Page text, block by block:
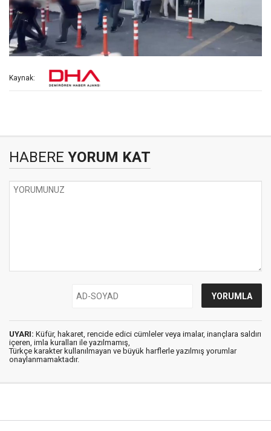
Kaynak:
HABERE YORUM KAT
UYARI: Küfür, hakaret, rencide edici cümleler veya imalar, inançlara saldırı
içeren, imla kuralları ile yazılmamış,
Türkçe karakter kullanılmayan ve büyük harflerle yazılmış yorumlar
onaylanmamaktadır.